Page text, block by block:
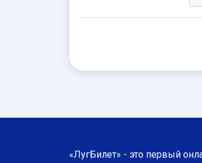
«ЛугБилет» - это первый